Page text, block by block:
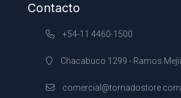
Contacto
+54-11 4460-1500
Chacabuco 1299 - Ramos
comercial@tornadostore.com